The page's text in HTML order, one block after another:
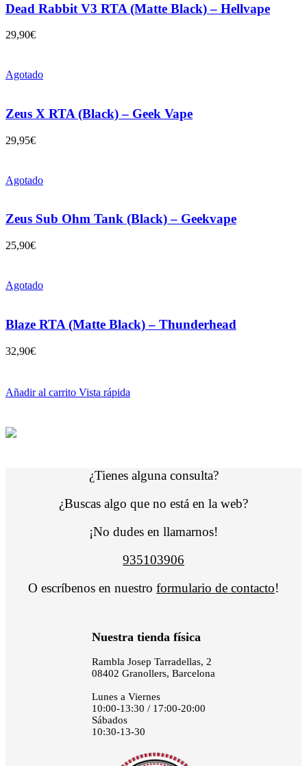
Dead Rabbit V3 RTA (Matte Black) – Hellvape
29,90€
Agotado
Zeus X RTA (Black) – Geek Vape
29,95€
Agotado
Zeus Sub Ohm Tank (Black) – Geekvape
25,90€
Agotado
Blaze RTA (Matte Black) – Thunderhead
32,90€
Añadir al carrito Vista rápida
¿Tienes alguna consulta?
¿Buscas algo que no está en la web?
¡No dudes en llamarnos!
935103906
O escríbenos en nuestro formulario de contacto!
Nuestra tienda física
Rambla Josep Tarradellas, 2
08402 Granollers, Barcelona
Lunes a Viernes
10:00-13:30 / 17:00-20:00
Sábados
10:30-13-30